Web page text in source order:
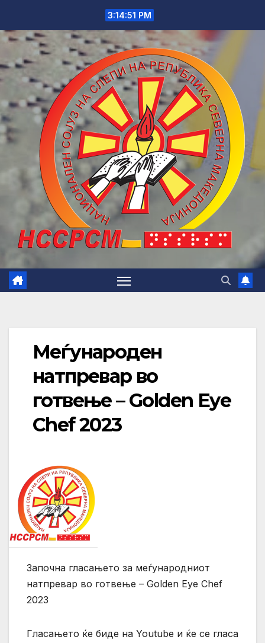
content
3:14:51 PM
Меѓународен
натпревар во
готвење – Golden Eye
Chef 2023
Започна гласањето за меѓународниот
натпревар во готвење – Golden Eye Chef
2023
Гласањето ќе биде на Youtube и ќе се гласа